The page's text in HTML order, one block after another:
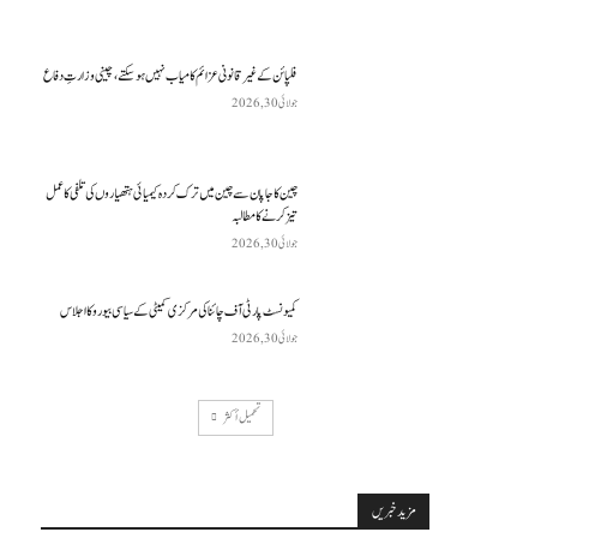
فلپائن کے غیر قانونی عزائم کامیاب نہیں ہو سکتے ، چینی وزارتِ دفاع
جولائی 30, 2026
چین کا جاپان سے چین میں ترک کردہ کیمیائی ہتھیاروں کی تلفی کا عمل
تیز کرنے کا مطالبہ
جولائی 30, 2026
کمیونسٹ پارٹی آف چائنا کی مرکزی کمیٹی کے سیاسی بیورو کا اجلاس
جولائی 30, 2026
تحميل أكثر
مزید خبریں